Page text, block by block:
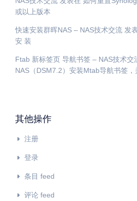
或以上版本
快速安装群晖NAS – NAS技术交流 发
安 装
Ftab 新标签页 导航书签 – NAS技术交
NAS（DSM7.2）安装Mtab导航书签，
其他操作
注册
登录
条目 feed
评论 feed